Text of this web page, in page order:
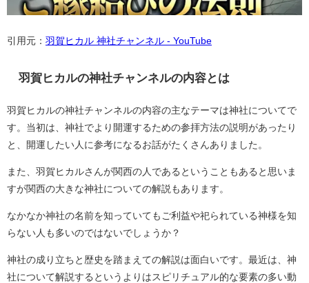
引用元： 羽賀ヒカル 神社チャンネル - YouTube
羽賀ヒカルの神社チャンネルの内容とは
羽賀ヒカルの神社チャンネルの内容の主なテーマは神社についてで
す。当初は、神社でより開運するための参拝方法の説明があったり
と、開運したい人に参考になるお話がたくさんありました。
また、羽賀ヒカルさんが関西の人であるということもあると思いま
すが関西の大きな神社についての解説もあります。
なかなか神社の名前を知っていてもご利益や祀られている神様を知
らない人も多いのではないでしょうか？
神社の成り立ちと歴史を踏まえての解説は面白いです。最近は、神
社について解説するというよりはスピリチュアル的な要素の多い動